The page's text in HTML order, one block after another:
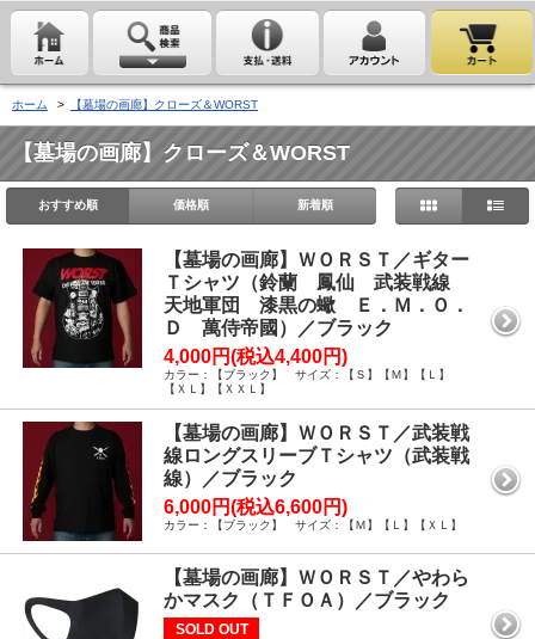
ホーム > 【墓場の画廊】クローズ＆WORST
【墓場の画廊】クローズ＆WORST
おすすめ順 価格順 新着順
【墓場の画廊】ＷＯＲＳＴ／ギター
Ｔシャツ（鈴蘭 鳳仙 武装戦線
天地軍団 漆黒の蠍 Ｅ．Ｍ．Ｏ．
Ｄ 萬侍帝國）／ブラック
4,000円(税込4,400円)
カラー：【ブラック】 サイズ：【Ｓ】【Ｍ】【Ｌ】
【ＸＬ】【ＸＸＬ】
【墓場の画廊】ＷＯＲＳＴ／武装戦
線ロングスリーブＴシャツ（武装戦
線）／ブラック
6,000円(税込6,600円)
カラー：【ブラック】 サイズ：【Ｍ】【Ｌ】【ＸＬ】
【墓場の画廊】ＷＯＲＳＴ／やわら
かマスク（ＴＦＯＡ）／ブラック
SOLD OUT